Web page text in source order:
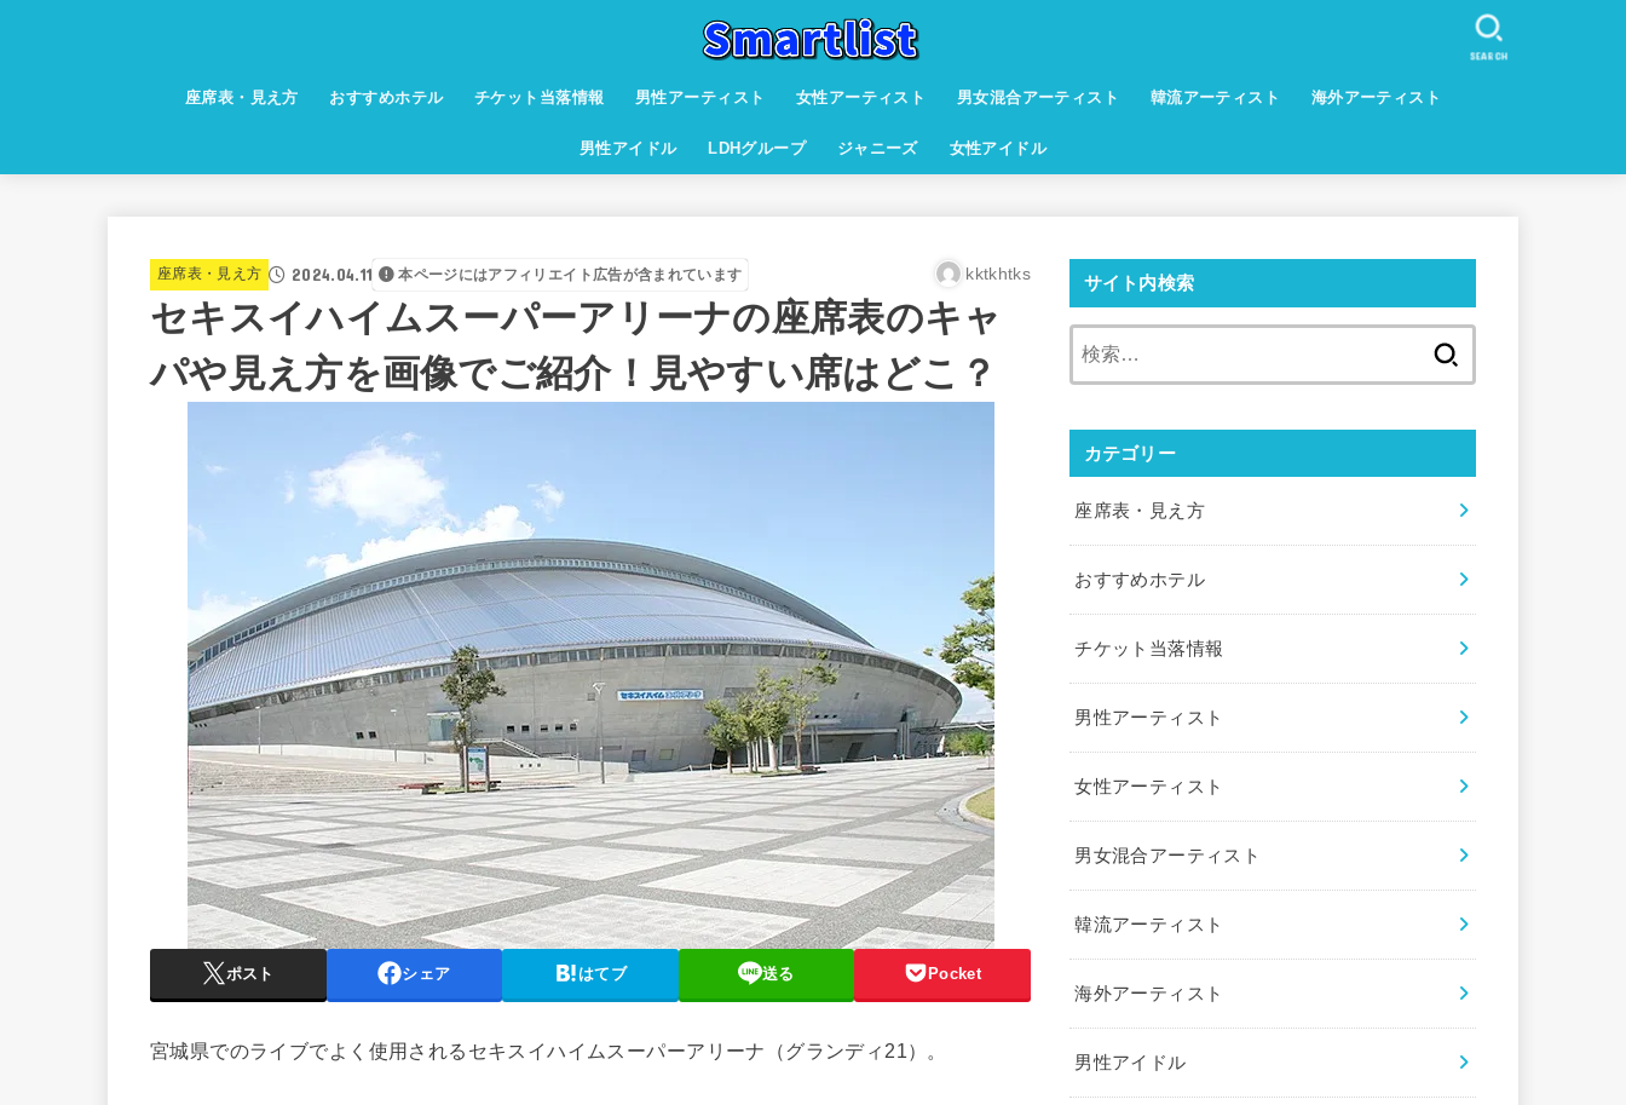
座席表・見え方 おすすめホテル チケット当落情報 男性アーティスト 女性アーティスト 男女混合アーティスト 韓流アーティスト 海外アーティスト
男性アイドル LDHグループ ジャニーズ 女性アイドル
SEARCH
座席表・見え方 2024.04.11 本ページにはアフィリエイト広告が含まれています kktkhtks
セキスイハイムスーパーアリーナの座席表のキャ
パや見え方を画像でご紹介！見やすい席はどこ？
ポスト シェア はてブ 送る Pocket
宮城県でのライブでよく使用されるセキスイハイムスーパーアリーナ（グランディ21）。
サイト内検索
カテゴリー
座席表・見え方
おすすめホテル
チケット当落情報
男性アーティスト
女性アーティスト
男女混合アーティスト
韓流アーティスト
海外アーティスト
男性アイドル